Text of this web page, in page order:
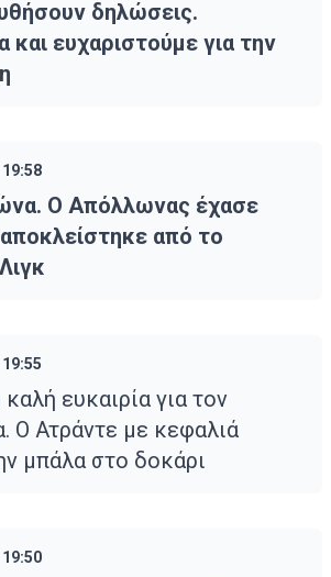
δηλώσεις.
και ευχαριστούμε για την
19:58
Ο Απόλλωνας έχασε
αποκλείστηκε από το
19:55
ευκαιρία για τον
Ο Ατράντε με κεφαλιά
μπάλα στο δοκάρι
19:50